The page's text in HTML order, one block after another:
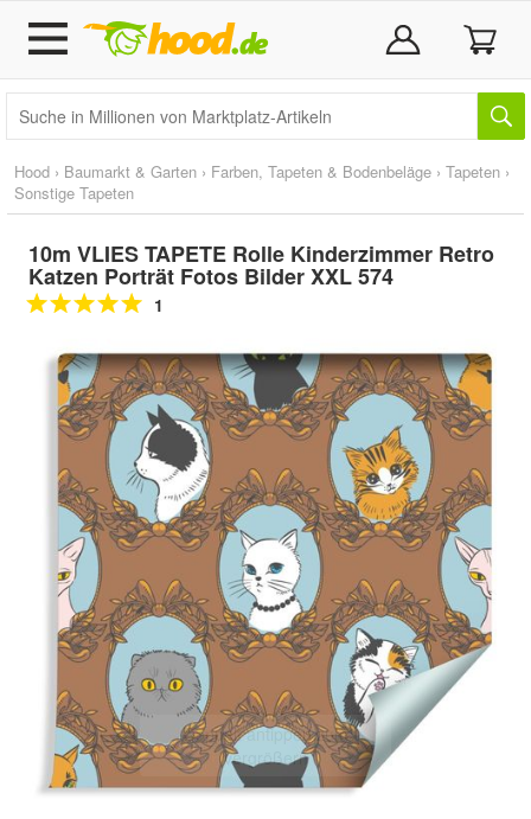
Hood › Baumarkt & Garten › Farben, Tapeten & Bodenbeläge › Tapeten ›
Sonstige Tapeten
10m VLIES TAPETE Rolle Kinderzimmer Retro
Katzen Porträt Fotos Bilder XXL 574
1
Doppelt antippen zum
vergrößern